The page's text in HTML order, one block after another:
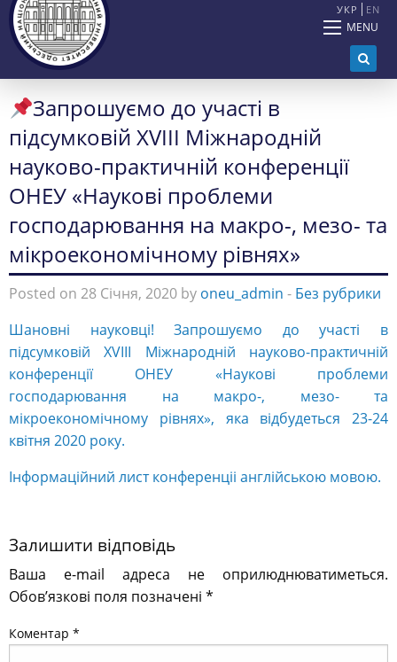
УКР EN
MENU
Запрошуємо до участі в
підсумковій XVIІI Міжнародній
науково-практичній конференції
ОНЕУ «Наукові проблеми
господарювання на макро-, мезо- та
мікроекономічному рівнях»
Posted on 28 Січня, 2020 by oneu_admin - Без рубрики
Шановні науковці! Запрошуємо до участі в
підсумковій XVIІI Міжнародній науково-практичній
конференції ОНЕУ «Наукові проблеми
господарювання на макро-, мезо- та
мікроекономічному рівнях», яка відбудеться 23-24
квітня 2020 року.
Інформаційний лист конференціі англійською мовою.
Залишити відповідь
Ваша e-mail адреса не оприлюднюватиметься.
Обов’язкові поля позначені *
Коментар *